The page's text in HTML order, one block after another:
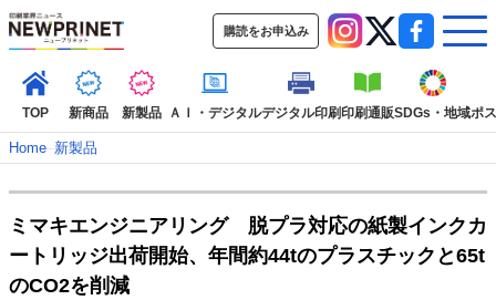
購読をお申込み
TOP 新商品 新製品 ＡＩ・デジタルデジタル印刷印刷通販SDGs・地域ポ
TOP
新着記事 特集記事
動画コンテンツ
インタビュー
コレクション
Home–新製品
ミマキエンジニアリング 脱プラ対応の紙製インクカ
ートリッジ出荷開始、年間約44tのプラスチックと65t
のCO2を削減